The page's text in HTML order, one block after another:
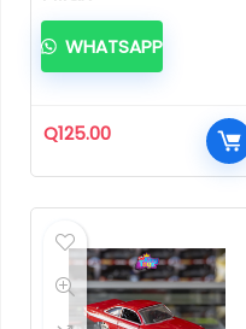
Q125.00
WHATSAPP